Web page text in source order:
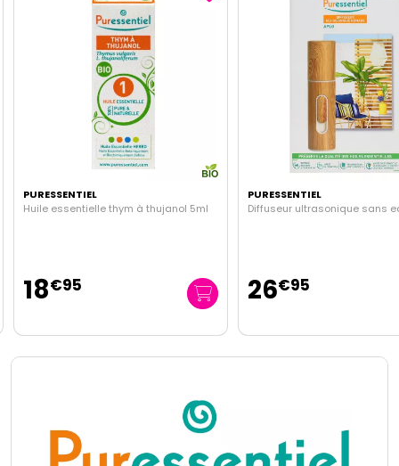
PURESSENTIEL
Huile essentielle thym à thujanol 5ml
18€95
PURESSENTIEL
Diffuseur ultrasonique sans
26€95